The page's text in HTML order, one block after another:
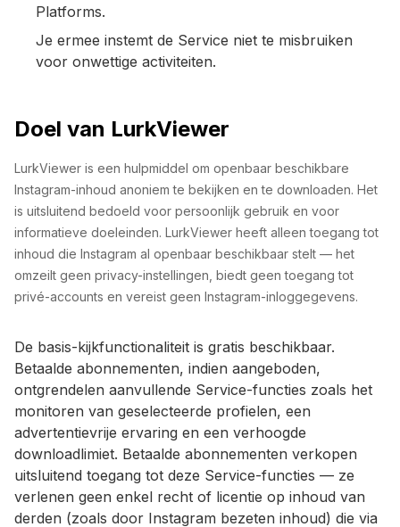
Platforms.
Je ermee instemt de Service niet te misbruiken
voor onwettige activiteiten.
Doel van LurkViewer
LurkViewer is een hulpmiddel om openbaar beschikbare
Instagram-inhoud anoniem te bekijken en te downloaden. Het
is uitsluitend bedoeld voor persoonlijk gebruik en voor
informatieve doeleinden. LurkViewer heeft alleen toegang tot
inhoud die Instagram al openbaar beschikbaar stelt — het
omzeilt geen privacy-instellingen, biedt geen toegang tot
privé-accounts en vereist geen Instagram-inloggegevens.
De basis-kijkfunctionaliteit is gratis beschikbaar.
Betaalde abonnementen, indien aangeboden,
ontgrendelen aanvullende Service-functies zoals het
monitoren van geselecteerde profielen, een
advertentievrije ervaring en een verhoogde
downloadlimiet. Betaalde abonnementen verkopen
uitsluitend toegang tot deze Service-functies — ze
verlenen geen enkel recht of licentie op inhoud van
derden (zoals door Instagram bezeten inhoud) die via